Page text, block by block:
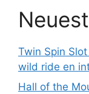
Twin Spin
wild ride en
Hall of the